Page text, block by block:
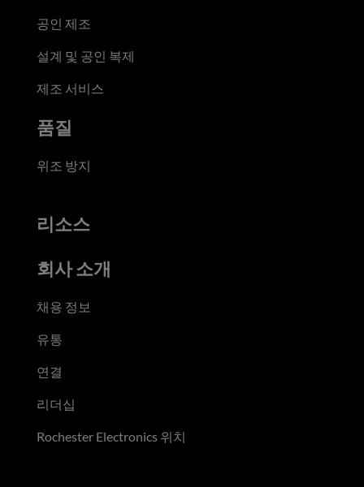
공인 제조
설계 및 공인 복제
제조 서비스
품질
위조 방지
리소스
회사 소개
채용 정보
유통
연결
리더십
Rochester Electronics 위치